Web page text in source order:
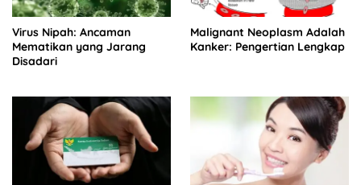
Virus Nipah: Ancaman
Mematikan yang Jarang
Disadari
Malignant Neoplasm Adalah
Kanker: Pengertian Lengkap